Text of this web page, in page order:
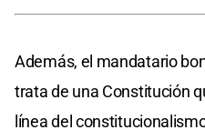
Además, el mandatario
trata de una Constitución
línea del